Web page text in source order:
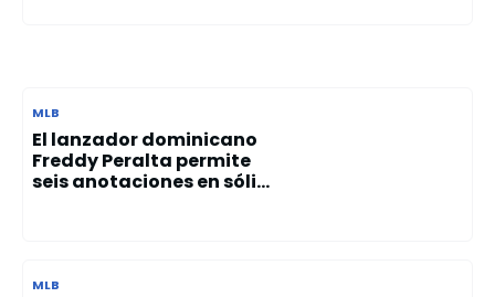
MLB
El lanzador dominicano
Freddy Peralta permite
seis anotaciones en sóli...
MLB